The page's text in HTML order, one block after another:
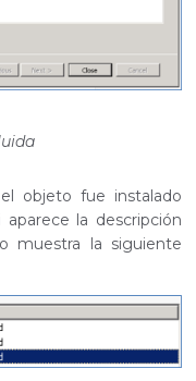
objeto fue instalado
la descripción
muestra la siguiente